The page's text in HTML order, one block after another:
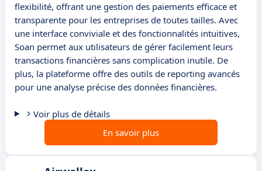
flexibilité, offrant une gestion des paiements efficace et
transparente pour les entreprises de toutes tailles. Avec
une interface conviviale et des fonctionnalités intuitives,
Soan permet aux utilisateurs de gérer facilement leurs
transactions financières sans complication inutile. De
plus, la plateforme offre des outils de reporting avancés
pour une analyse précise des données financières.
Voir plus de détails
En savoir plus